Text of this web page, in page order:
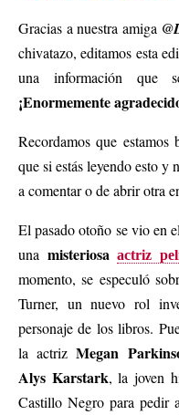
Gracias a nuestra amiga
chivatazo, editamos esta
una información que
¡Enormemente
Recordamos que
que si estás leyendo esto y
a comentar o de abrir otra
El pasado otoño se vio en
una misteriosa actriz
momento, se especuló
Turner, un nuevo rol
personaje de los libros.
la actrizMegan
Alys Karstark, la joven
Castillo Negro para pedir